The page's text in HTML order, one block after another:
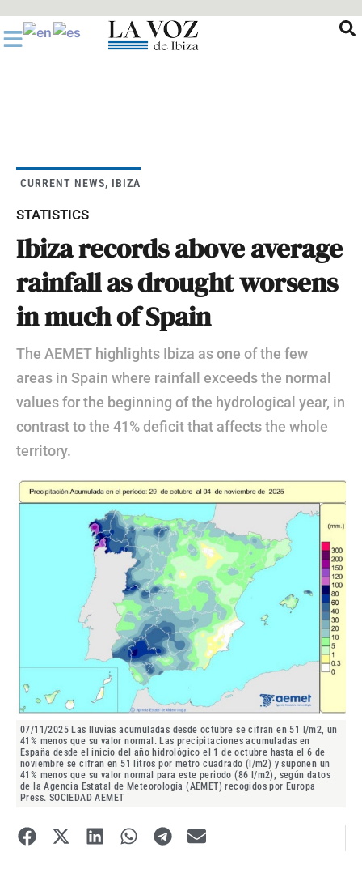
al
contenido
CURRENT NEWS, IBIZA
STATISTICS
Ibiza records above average
rainfall as drought worsens
in much of Spain
The AEMET highlights Ibiza as one of the few
areas in Spain where rainfall exceeds the normal
values for the beginning of the hydrological year, in
contrast to the 41% deficit that affects the whole
territory.
07/11/2025 Las lluvias acumuladas desde octubre se cifran en 51 l/m2, un
41% menos que su valor normal. Las precipitaciones acumuladas en
España desde el inicio del año hidrológico el 1 de octubre hasta el 6 de
noviembre se cifran en 51 litros por metro cuadrado (l/m2) y suponen un
41% menos que su valor normal para este periodo (86 l/m2), según datos
de la Agencia Estatal de Meteorología (AEMET) recogidos por Europa
Press. SOCIEDAD AEMET